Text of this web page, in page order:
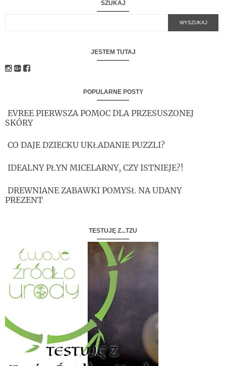
SZUKAJ
JESTEM TUTAJ
POPULARNE POSTY
EVREE PIERWSZA POMOC DLA PRZESUSZONEJ
SKÓRY
CO DAJE DZIECKU UKŁADANIE PUZZLI?
IDEALNY PŁYN MICELARNY, CZY ISTNIEJE?!
DREWNIANE ZABAWKI POMYSŁ NA UDANY
PREZENT
TESTUJĘ Z...TZU